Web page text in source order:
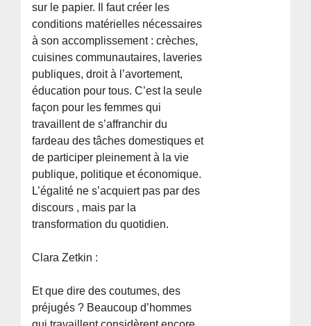
sur le papier. Il faut créer les
conditions matérielles nécessaires
à son accomplissement : crèches,
cuisines communautaires, laveries
publiques, droit à l’avortement,
éducation pour tous. C’est la seule
façon pour les femmes qui
travaillent de s’affranchir du
fardeau des tâches domestiques et
de participer pleinement à la vie
publique, politique et économique.
L’égalité ne s’acquiert pas par des
discours , mais par la
transformation du quotidien.
Clara Zetkin :
Et que dire des coutumes, des
préjugés ? Beaucoup d’hommes